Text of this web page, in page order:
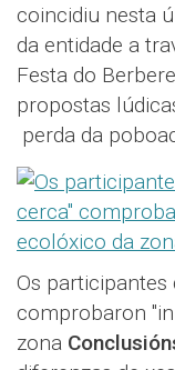
coincidiu nesta
da entidade a
Festa do
propostas
perda da
Os participantes
comprobaron
zona